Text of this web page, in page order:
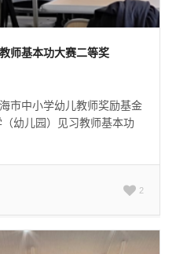
师基本功大赛二等奖
市中小学幼儿教师奖励基金
幼儿园）见习教师基本功
2